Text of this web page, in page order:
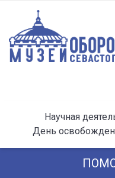
Научная
День